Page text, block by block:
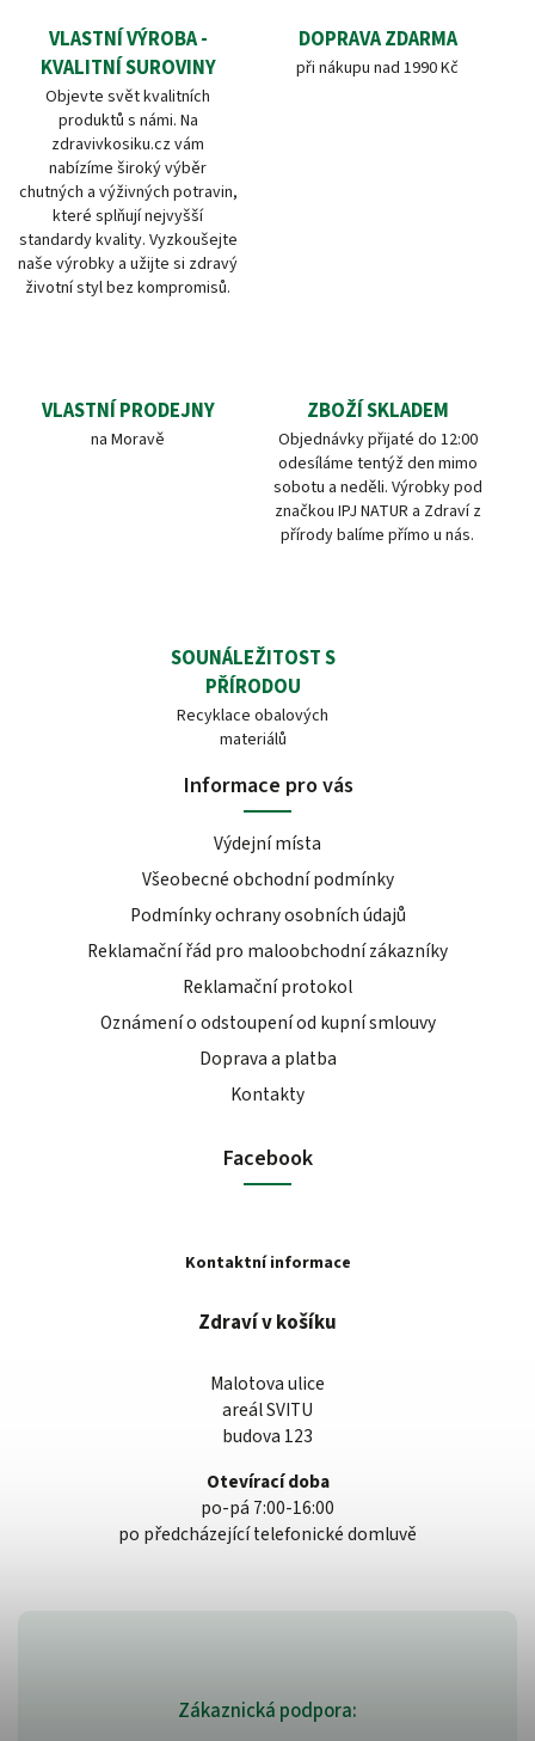
VLASTNÍ VÝROBA -
KVALITNÍ SUROVINY
Objevte svět kvalitních
produktů s námi. Na
zdravivkosiku.cz vám
nabízíme široký výběr
chutných a výživných potravin,
které splňují nejvyšší
standardy kvality. Vyzkoušejte
naše výrobky a užijte si zdravý
životní styl bez kompromisů.
DOPRAVA ZDARMA
při nákupu nad 1990 Kč
VLASTNÍ PRODEJNY
na Moravě
ZBOŽÍ SKLADEM
Objednávky přijaté do 12:00
odesíláme tentýž den mimo
sobotu a neděli. Výrobky pod
značkou IPJ NATUR a Zdraví z
přírody balíme přímo u nás.
SOUNÁLEŽITOST S
PŘÍRODOU
Recyklace obalových
materiálů
Zákaznická podpora:
Informace pro vás
Výdejní místa
Všeobecné obchodní podmínky
Podmínky ochrany osobních údajů
Reklamační řád pro maloobchodní zákazníky
Reklamační protokol
Oznámení o odstoupení od kupní smlouvy
Doprava a platba
Kontakty
Facebook
Kontaktní informace
Zdraví v košíku
Malotova ulice
areál SVITU
budova 123
Otevírací doba
po-pá 7:00-16:00
po předcházející telefonické domluvě